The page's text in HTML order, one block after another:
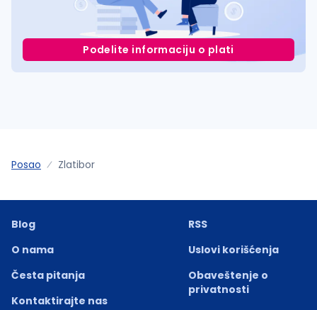
Podelite informaciju o plati
Posao Zlatibor
Blog
O nama
Česta pitanja
Kontaktirajte nas
RSS
Uslovi korišćenja
Obaveštenje o
privatnosti